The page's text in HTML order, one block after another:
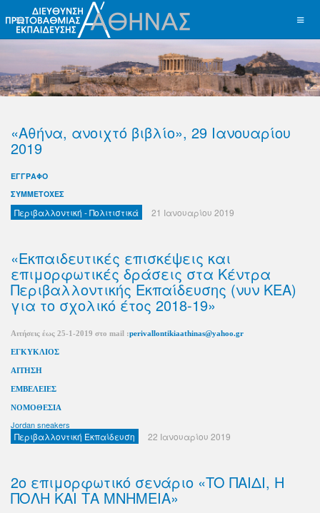
«Αθήνα, ανοιχτό βιβλίο», 29 Ιανουαρίου
2019
ΕΓΓΡΑΦΟ
ΣΥΜΜΕΤΟΧΕΣ
Περιβαλλοντική - Πολιτιστικά 21 Ιανουαρίου 2019
«Εκπαιδευτικές επισκέψεις και
επιμορφωτικές δράσεις στα Κέντρα
Περιβαλλοντικής Εκπαίδευσης (νυν ΚΕΑ)
για το σχολικό έτος 2018-19»
Αιτήσεις έως 25-1-2019 στο mail :perivallontikiaathinas@yahoo.gr
ΕΓΚΥΚΛΙΟΣ
ΑΙΤΗΣΗ
ΕΜΒΕΛΕΙΕΣ
ΝΟΜΟΘΕΣΙΑ
Jordan sneakers
Περιβαλλοντική Εκπαίδευση 22 Ιανουαρίου 2019
2o επιμορφωτικό σενάριο «TO ΠΑΙΔΙ, Η
ΠΟΛΗ ΚΑΙ ΤΑ ΜΝΗΜΕΙΑ»